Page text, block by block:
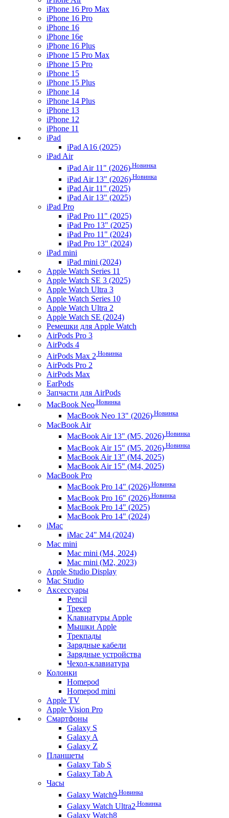
iPhone 16 Pro Max
iPhone 16 Pro
iPhone 16
iPhone 16e
iPhone 16 Plus
iPhone 15 Pro Max
iPhone 15 Pro
iPhone 15
iPhone 15 Plus
iPhone 14
iPhone 14 Plus
iPhone 13
iPhone 12
iPhone 11
iPad
iPad A16 (2025)
iPad Air
iPad Air 11" (2026) Новинка
iPad Air 13" (2026) Новинка
iPad Air 11" (2025)
iPad Air 13" (2025)
iPad Pro
iPad Pro 11" (2025)
iPad Pro 13" (2025)
iPad Pro 11" (2024)
iPad Pro 13" (2024)
iPad mini
iPad mini (2024)
Apple Watch Series 11
Apple Watch SE 3 (2025)
Apple Watch Ultra 3
Apple Watch Series 10
Apple Watch Ultra 2
Apple Watch SE (2024)
Ремешки для Apple Watch
AirPods Pro 3
AirPods 4
AirPods Max 2 Новинка
AirPods Pro 2
AirPods Max
EarPods
Запчасти для AirPods
MacBook Neo Новинка
MacBook Neo 13" (2026) Новинка
MacBook Air
MacBook Air 13" (M5, 2026) Новинка
MacBook Air 15" (M5, 2026) Новинка
MacBook Air 13" (M4, 2025)
MacBook Air 15" (M4, 2025)
MacBook Pro
MacBook Pro 14" (2026) Новинка
MacBook Pro 16" (2026) Новинка
MacBook Pro 14" (2025)
MacBook Pro 14" (2024)
iMac
iMac 24" M4 (2024)
Mac mini
Mac mini (M4, 2024)
Mac mini (M2, 2023)
Apple Studio Display
Mac Studio
Аксессуары
Pencil
Трекер
Клавиатуры Apple
Мышки Apple
Трекпады
Зарядные кабели
Зарядные устройства
Чехол-клавиатура
Колонки
Homepod
Homepod mini
Apple TV
Apple Vision Pro
Смартфоны
Galaxy S
Galaxy A
Galaxy Z
Планшеты
Galaxy Tab S
Galaxy Tab A
Часы
Galaxy Watch9 Новинка
Galaxy Watch Ultra2 Новинка
Galaxy Watch8